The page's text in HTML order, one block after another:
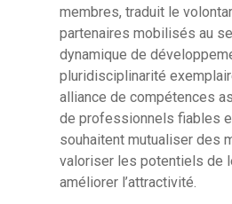
membres, traduit le
partenaires mobilisés au
dynamique de
pluridisciplinarité
alliance de compétences
de professionnels fiables
souhaitent mutualiser des
valoriser les potentiels de
améliorer l’attractivité.